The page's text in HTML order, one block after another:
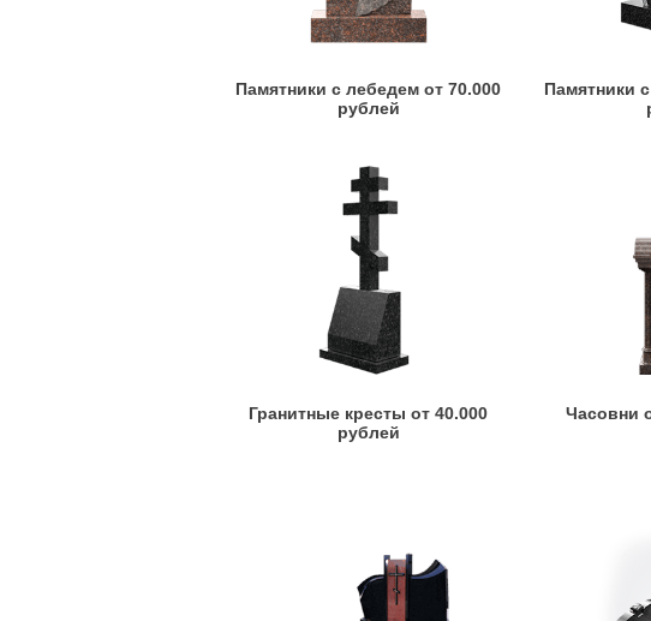
Памятники с лебедем от 70.000
рублей
Памятники
Гранитные кресты от 40.000
рублей
Часовни